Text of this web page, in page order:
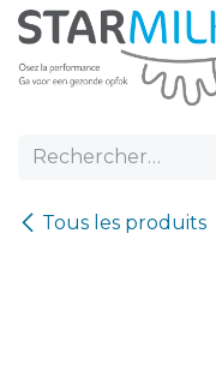
Se rendre au contenu
Tous les produits